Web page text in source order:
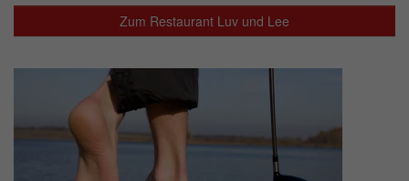
Zum Restaurant Luv und Lee